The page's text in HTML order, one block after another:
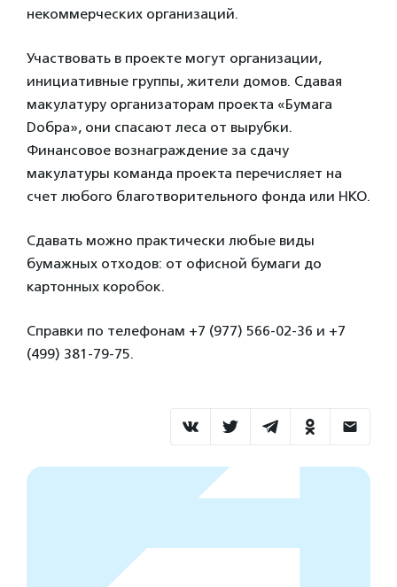
некоммерческих организаций.
Участвовать в проекте могут организации,
инициативные группы, жители домов. Сдавая
макулатуру организаторам проекта «Бумага
Dобра», они спасают леса от вырубки.
Финансовое вознаграждение за сдачу
макулатуры команда проекта перечисляет на
счет любого благотворительного фонда или НКО.
Сдавать можно практически любые виды
бумажных отходов: от офисной бумаги до
картонных коробок.
Справки по телефонам +7 (977) 566-02-36 и +7
(499) 381-79-75.